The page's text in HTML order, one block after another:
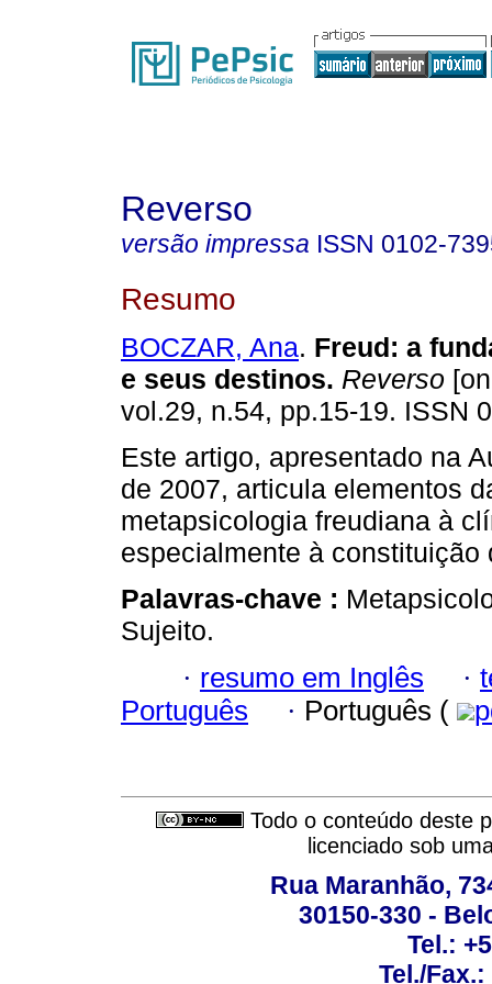
Reverso
versão impressa ISSN 0102-
Resumo
BOCZAR, Ana. Freud: a
e seus destinos. Reverso
vol.29, n.54, pp.15-19. ISSN
Este artigo, apresentado na
de 2007, articula elementos
metapsicologia freudiana à
especialmente à constituição
Palavras-chave :
Sujeito.
· resumo em Inglês ·
Português
· Português (
Todo o conteúdo deste
licenciado sob
Rua Maranhão,
30150-330 -
Tel.:
Tel./Fax.: